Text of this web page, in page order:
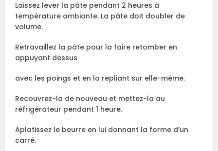
Laissez lever la pâte pendant 2 heures à
température ambiante. La pâte doit doubler de
volume.
Retravaillez la pâte pour la faire retomber en
appuyant dessus
avec les poings et en la repliant sur elle-même.
Recouvrez-la de nouveau et mettez-la au
réfrigérateur pendant 1 heure.
Aplatissez le beurre en lui donnant la forme d’un
carré.